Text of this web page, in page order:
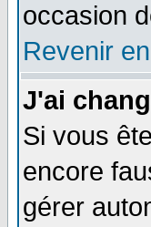
occasion
Revenir
J'ai
Si vous
encore
gérer